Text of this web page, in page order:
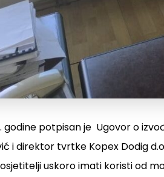
godine potpisan je Ugovor o
i direktor tvrtke Kopex Dodig
uskoro imati koristi od